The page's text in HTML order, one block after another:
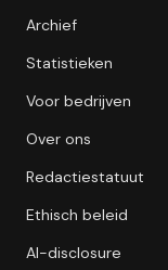
Archief
Statistieken
Voor bedrijven
Over ons
Redactiestatuut
Ethisch beleid
AI-disclosure